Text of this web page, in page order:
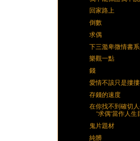
回家路上
倒數
求偶
下三濫卑微情書
樂觀一點
錢
愛情不該只是摟
存錢的速度
在你找不到確切
"求偶"當作人生
鬼片題材
純髒